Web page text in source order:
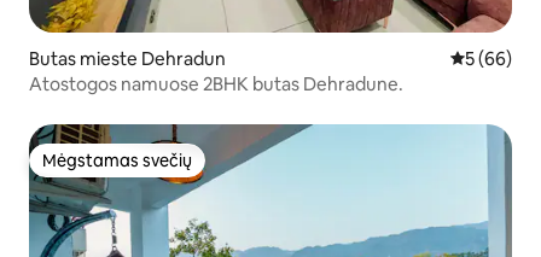
Butas mieste Dehradun Vidutinis
5 (66)
Atostogos namuose 2BHK butas Dehradune.
Mėgstamas svečių
Mėgstamas svečių